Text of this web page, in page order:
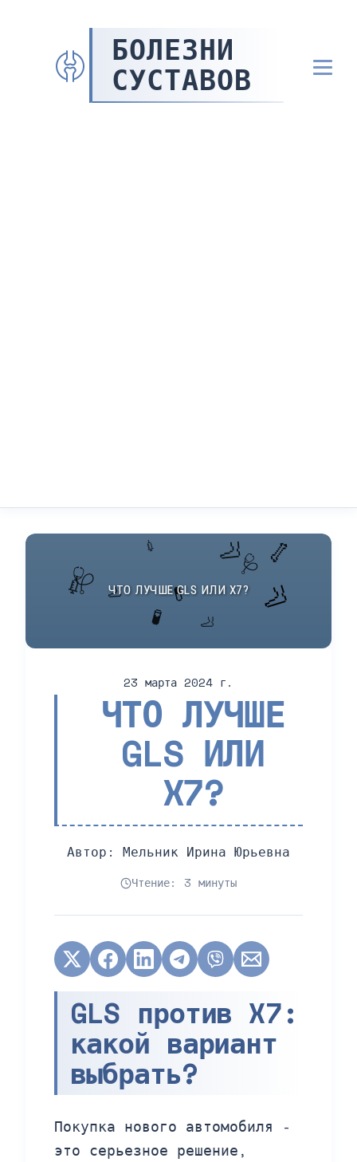
БОЛЕЗНИ
СУСТАВОВ
23 марта 2024 г.
ЧТО ЛУЧШЕ
GLS ИЛИ
X7?
Автор: Мельник Ирина Юрьевна
Чтение: 3 минуты
GLS против X7:
какой вариант
выбрать?
Покупка нового автомобиля -
это серьезное решение,